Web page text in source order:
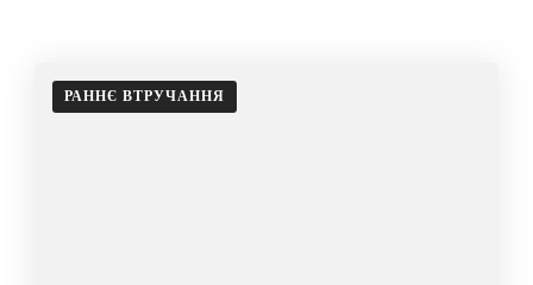
РАННЄ ВТРУЧАННЯ